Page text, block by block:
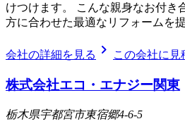
けつけます。 こんな親身なお付き
方に合わせた最適なリフォームを
会社の詳細を見る chevron_right この会社に見
株式会社エコ・エナジー関東
栃木県宇都宮市東宿郷4-6-5